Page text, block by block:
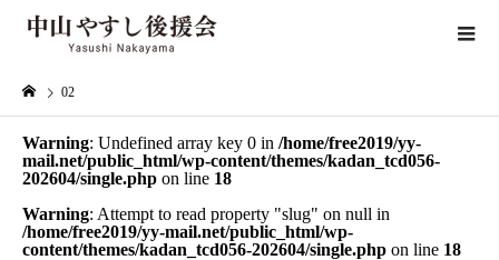
02
Warning: Undefined array key 0 in /home/free2019/yy-
mail.net/public_html/wp-content/themes/kadan_tcd056-
202604/single.php on line 18
Warning: Attempt to read property "slug" on null in
/home/free2019/yy-mail.net/public_html/wp-
content/themes/kadan_tcd056-202604/single.php on line 18